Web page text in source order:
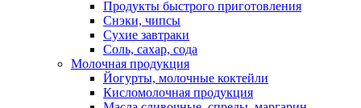
Продукты быстрого приготовления
Снэки, чипсы
Сухие завтраки
Соль, сахар, сода
Молочная продукция
Йогурты, молочные коктейли
Кисломолочная продукция